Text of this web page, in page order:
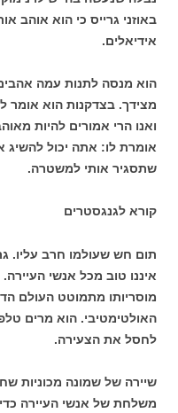
באוזני גרייס כי הוא אוהב
אידיאלים.
הוא מנסה לתנות עמה
מצידך. בצדקנות הוא אומר
ואנו הרי אמורים להיות
אומרת לו: אתה יכול להשיג
שתסגיר אותי למשטרה.
קורא לגנגסטרים
תום חש שעולמו חרב עליו.
איננו טוב מכל אנשי
מוסריותו מתמוטט העולם
האולטימטיבי. הוא מרים
לחסל את הצעירה.
שיירה של שמונה מכוניות
משלחת של אנשי העיירה